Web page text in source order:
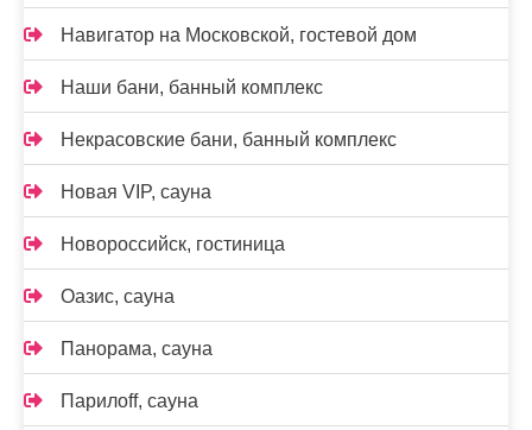
Навигатор на Московской, гостевой дом
Наши бани, банный комплекс
Некрасовские бани, банный комплекс
Новая VIP, сауна
Новороссийск, гостиница
Оазис, сауна
Панорама, сауна
Парилоff, сауна